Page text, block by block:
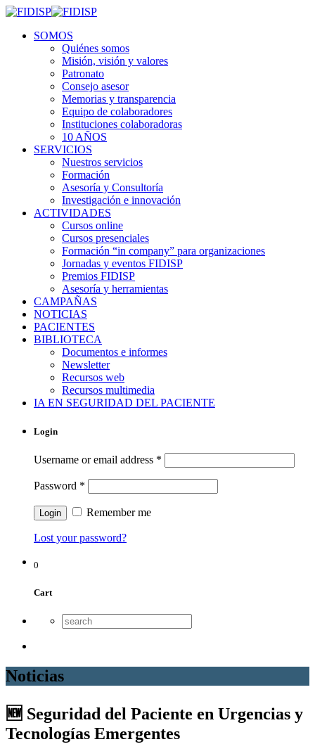
SOMOS
Quiénes somos
Misión, visión y valores
Patronato
Consejo asesor
Memorias y transparencia
Equipo de colaboradores
Instituciones colaboradoras
10 AÑOS
SERVICIOS
Nuestros servicios
Formación
Asesoría y Consultoría
Investigación e innovación
ACTIVIDADES
Cursos online
Cursos presenciales
Formación “in company” para organizaciones
Jornadas y eventos FIDISP
Premios FIDISP
Asesoría y herramientas
CAMPAÑAS
NOTICIAS
PACIENTES
BIBLIOTECA
Documentos e informes
Newsletter
Recursos web
Recursos multimedia
IA EN SEGURIDAD DEL PACIENTE
Login
Username or email address *
Password *
Remember me
Lost your password?
0
Cart
Noticias
🆕 Seguridad del Paciente en Urgencias y
Tecnologías Emergentes